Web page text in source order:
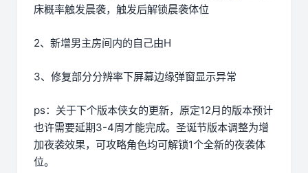
床概率触发晨袭，触发后解锁晨袭体位
2、新增男主房间内的自己由H
3、修复部分分辨率下屏幕边缘弹窗显示异常
ps：关于下个版本侠女的更新，原定12月的版本预计
也许需要延期3-4周才能完成。圣诞节版本调整为增
加夜袭效果，可攻略角色均可解锁1个全新的夜袭体
位。